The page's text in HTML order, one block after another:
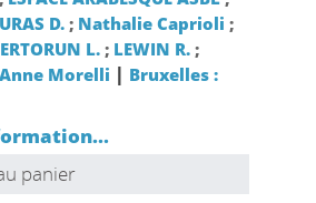
D.; Nathalie Caprioli ;
ERTORUN L.; LEWIN R.;
Anne Morelli | Bruxelles :
panier